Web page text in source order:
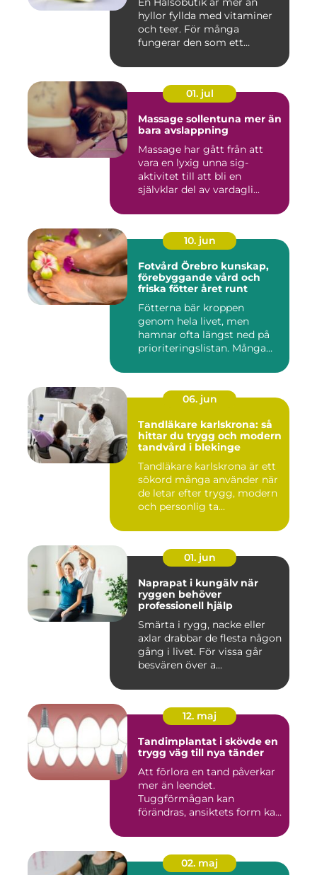
hyllor fyllda med vitaminer
och teer. För många
fungerar den som ett
01. jul
Massage sollentuna mer än
bara avslappning
Massage har gått från att
vara en lyxig unna sig-
aktivitet till att bli en
självklar del av vardagli...
10. jun
Fotvård Örebro kunskap,
förebyggande vård och
friska fötter året runt
Fötterna bär kroppen
genom hela livet, men
hamnar ofta längst ned på
prioriteringslistan. Många
06. jun
Tandläkare karlskrona: så
hittar du trygg och modern
tandvård i blekinge
Tandläkare karlskrona är ett
sökord många använder när
de letar efter trygg, modern
och personlig ta...
01. jun
Naprapat i kungälv när
ryggen behöver
professionell hjälp
Smärta i rygg, nacke eller
axlar drabbar de flesta någon
gång i livet. För vissa går
besvären över a...
12. maj
Tandimplantat i skövde en
trygg väg till nya tänder
Att förlora en tand påverkar
mer än leendet.
Tuggförmågan kan
förändras, ansiktets form kan
02. maj